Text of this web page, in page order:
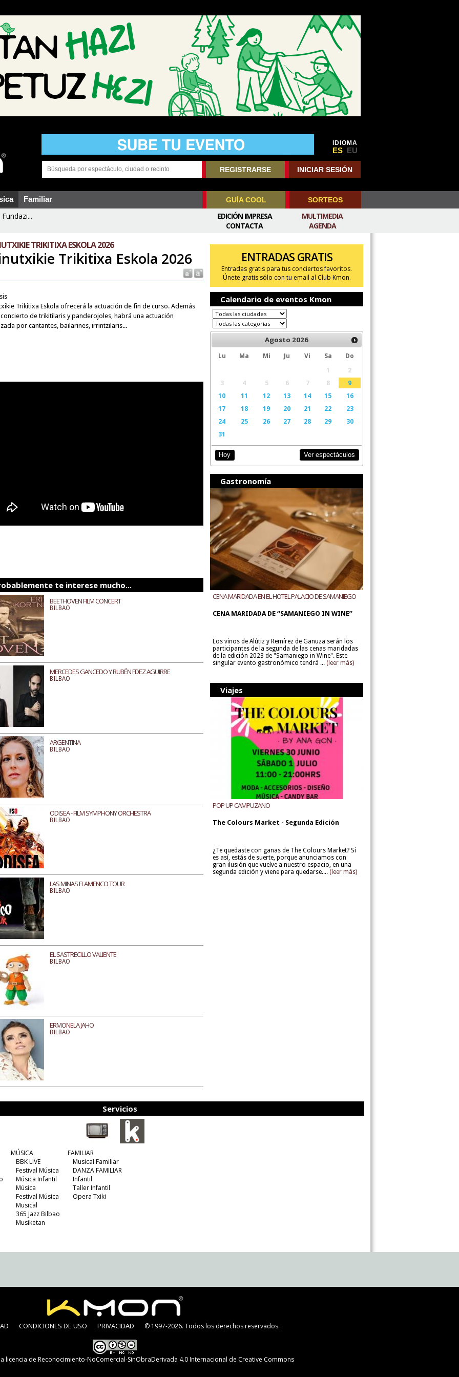
IDIOMA
ES EU
REGISTRARSE INICIAR SESIÓN
Familiar GUÍA COOL SORTEOS
MULTIMEDIA
AGENDA
EDICIÓN IMPRESA
CONTACTA
TRIKITIXA ESKOLA 2026
Trikitixa Eskola 2026
Trikitixa Eskola ofrecerá la actuación de fin de curso. Además
de trikitilaris y panderojoles, habrá una actuación
por cantantes, bailarines, irrintzilaris...
te interese mucho...
BEETHOVEN FILM CONCERT
BILBAO
MERCEDES GANCEDO Y RUBÉN FDEZ AGUIRRE
BILBAO
ARGENTINA
BILBAO
ODISEA - FILM SYMPHONY ORCHESTRA
BILBAO
LAS MINAS FLAMENCO TOUR
BILBAO
EL SASTRECILLO VALIENTE
BILBAO
ERMONELA JAHO
BILBAO
ENTRADAS GRATIS
Entradas gratis para tus conciertos favoritos.
Únete gratis sólo con tu email al Club Kmon.
Calendario de eventos Kmon
Agosto 2026
Lu Ma Mi Ju Vi Sa
Do
1
2
3
4 5 6 7 8
9
10
11 12 13 14 15
16
17
18 19 20 21 22
23
24
25 26 27 28 29
30
31
Hoy Ver espectáculos
Gastronomía
CENA MARIDADA EN EL HOTEL PALACIO DE SAMANIEGO
CENA MARIDADA DE “SAMANIEGO IN WINE”
Los vinos de Alútiz y Remírez de Ganuza serán los
participantes de la segunda de las cenas maridadas
de la edición 2023 de "Samaniego in Wine". Este
singular evento gastronómico tendrá ... (leer más)
Viajes
POP UP CAMPUZANO
The Colours Market - Segunda Edición
¿Te quedaste con ganas de The Colours Market? Si
es así, estás de suerte, porque anunciamos con
gran ilusión que vuelve a nuestro espacio, en una
segunda edición y viene para quedarse.... (leer más)
Servicios
MÚSICA
BBK LIVE
Festival Música
Música Infantil
Música
Festival Música
Musical
365 Jazz Bilbao
Musiketan
FAMILIAR
Musical Familiar
DANZA FAMILIAR
Infantil
Taller Infantil
Opera Txiki
CONDICIONES DE USO PRIVACIDAD © 1997-2026. Todos los derechos reservados.
licencia de Reconocimiento-NoComercial-SinObraDerivada 4.0 Internacional de Creative Commons